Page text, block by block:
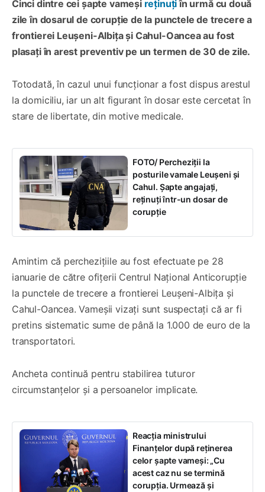
Cinci dintre cei șapte vameși reținuțiîn urmă cu două
zile în dosarul de corupție de la punctele de trecere a
frontierei Leușeni-Albița și Cahul-Oancea au fost
plasați în arest preventiv pe un termen de 30 de zile.
Totodată, în cazul unui funcționar a fost dispus arestul
la domiciliu, iar un alt figurant în dosar este cercetat în
stare de libertate, din motive medicale.
FOTO/ Percheziții la
posturile vamale Leușeni și
Cahul. Șapte angajați,
reținuți într-un dosar de
corupție
Amintim că perchezițiile au fost efectuate pe 28
ianuarie de către ofițerii Centrul Național Anticorupție
la punctele de trecere a frontierei Leușeni-Albița și
Cahul-Oancea. Vameșii vizați sunt suspectați că ar fi
pretins sistematic sume de până la 1.000 de euro de la
transportatori.
Ancheta continuă pentru stabilirea tuturor
circumstanțelor și a persoanelor implicate.
Reacția ministrului
Finanțelor după reținerea
celor șapte vameși: „Cu
acest caz nu se termină
corupția. Urmează și